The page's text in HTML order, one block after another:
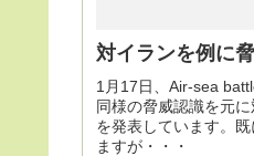
対イランを例に
1月17日、Air-sea
同様の脅威認識を元
を発表しています。
ますが・・・